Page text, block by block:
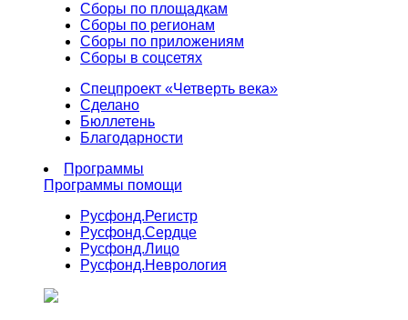
Сборы по площадкам
Сборы по регионам
Сборы по приложениям
Сборы в соцсетях
Спецпроект «Четверть века»
Сделано
Бюллетень
Благодарности
Программы
Программы помощи
Русфонд.Регистр
Русфонд.Сердце
Русфонд.Лицо
Русфонд.Неврология